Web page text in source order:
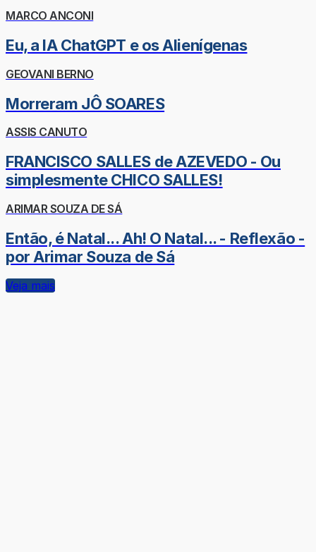
MARCO ANCONI
Eu, a IA ChatGPT e os Alienígenas
GEOVANI BERNO
Morreram JÔ SOARES
ASSIS CANUTO
FRANCISCO SALLES de AZEVEDO - Ou
simplesmente CHICO SALLES!
ARIMAR SOUZA DE SÁ
Então, é Natal... Ah! O Natal... - Reflexão -
por Arimar Souza de Sá
Veja mais